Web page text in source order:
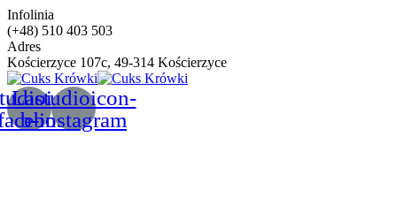
Infolinia
(+48) 510 403 503
Adres
Kościerzyce 107c, 49-314 Kościerzyce
Lastudioicon-
b-instagram